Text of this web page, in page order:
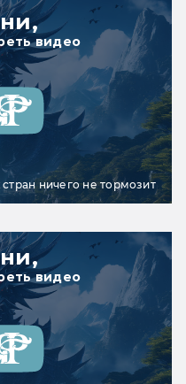
видео
ничего не тормозит
видео